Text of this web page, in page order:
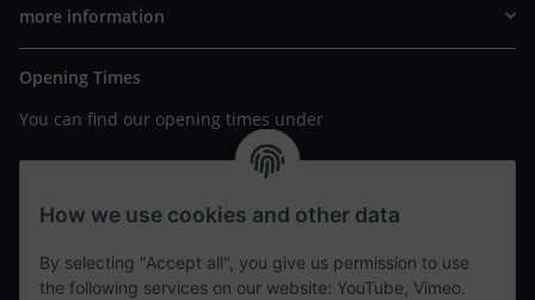
more information
Opening Times
You can find our opening times under
https://www.wannavapor.de/Filialen
your personal site
contact details
How we use cookies and other data
By selecting "Accept all", you give us permission to use
the following services on our website: YouTube, Vimeo.